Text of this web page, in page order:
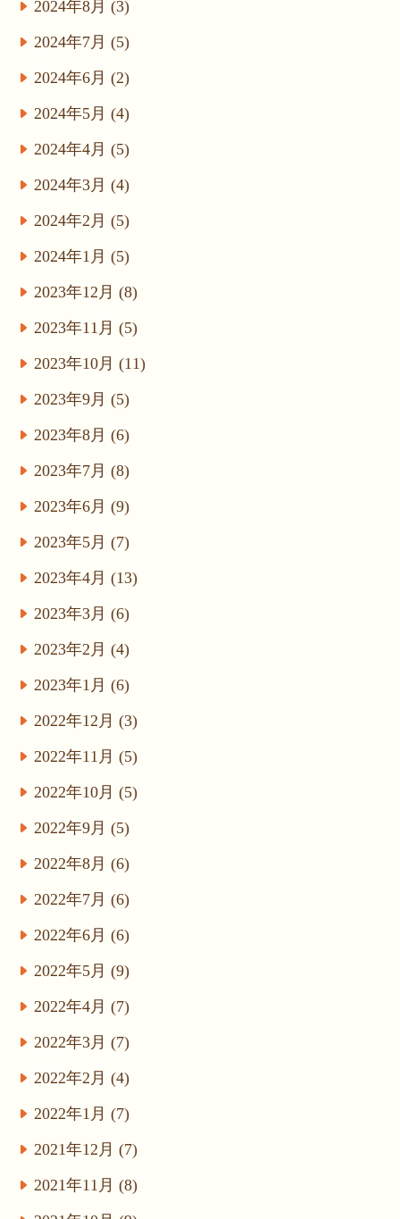
2024年8月 (3)
2024年7月 (5)
2024年6月 (2)
2024年5月 (4)
2024年4月 (5)
2024年3月 (4)
2024年2月 (5)
2024年1月 (5)
2023年12月 (8)
2023年11月 (5)
2023年10月 (11)
2023年9月 (5)
2023年8月 (6)
2023年7月 (8)
2023年6月 (9)
2023年5月 (7)
2023年4月 (13)
2023年3月 (6)
2023年2月 (4)
2023年1月 (6)
2022年12月 (3)
2022年11月 (5)
2022年10月 (5)
2022年9月 (5)
2022年8月 (6)
2022年7月 (6)
2022年6月 (6)
2022年5月 (9)
2022年4月 (7)
2022年3月 (7)
2022年2月 (4)
2022年1月 (7)
2021年12月 (7)
2021年11月 (8)